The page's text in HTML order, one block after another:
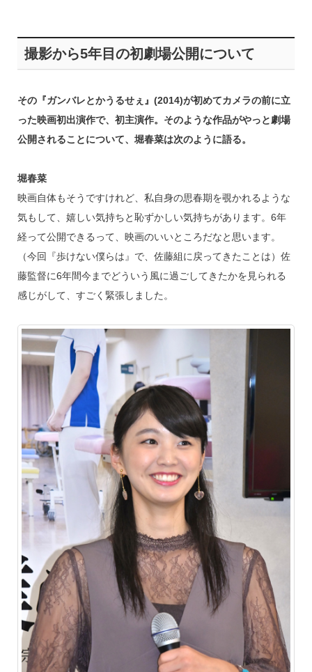
撮影から5年目の初劇場公開について
その『ガンバレとかうるせぇ』(2014)が初めてカメラの前に立
った映画初出演作で、初主演作。そのような作品がやっと劇場
公開されることについて、堀春菜は次のように語る。
堀春菜
映画自体もそうですけれど、私自身の思春期を覗かれるような
気もして、嬉しい気持ちと恥ずかしい気持ちがあります。6年
経って公開できるって、映画のいいところだなと思います。
（今回『歩けない僕らは』で、佐藤組に戻ってきたことは）佐
藤監督に6年間今までどういう風に過ごしてきたかを見られる
感じがして、すごく緊張しました。